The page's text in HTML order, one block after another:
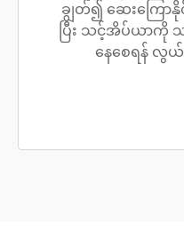
ချွတ်၍ ဆေးကြော
ပြီး သင့်အိပ်ယာကို
နေစေရန် လွ